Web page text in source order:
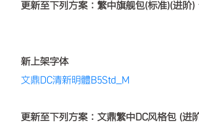
更新至下列方案：繁中旗舰包(标准)(进阶
新上架字体
文鼎DC清新明體B5Std_M
更新至下列方案：文鼎繁中DC风格包 (进